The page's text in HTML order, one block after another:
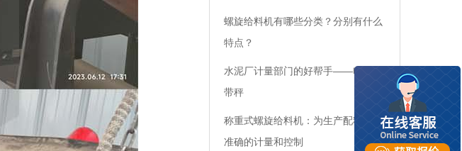
螺旋给料机有哪些分类？分别有什么
特点？
水泥厂计量部门的好帮手——电子皮
带秤
称重式螺旋给料机：为生产配料提供
准确的计量和控制